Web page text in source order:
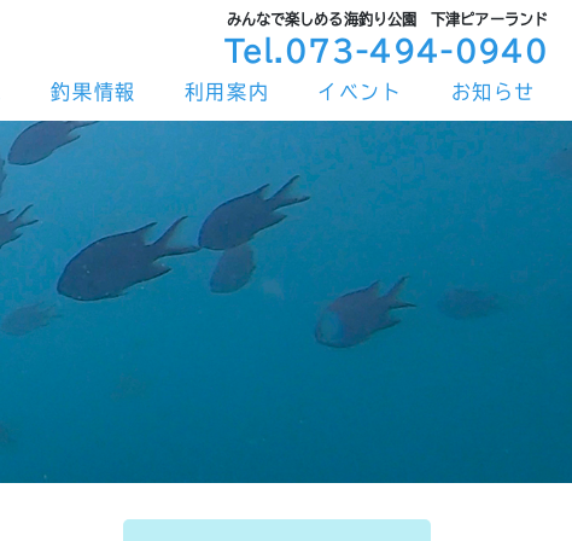
みんなで楽しめる海釣り公園 下津ピアーランド
Tel.073-494-0940
釣果情報 利用案内 イベント お知らせ